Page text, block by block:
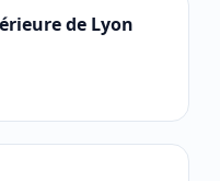
de Lyon